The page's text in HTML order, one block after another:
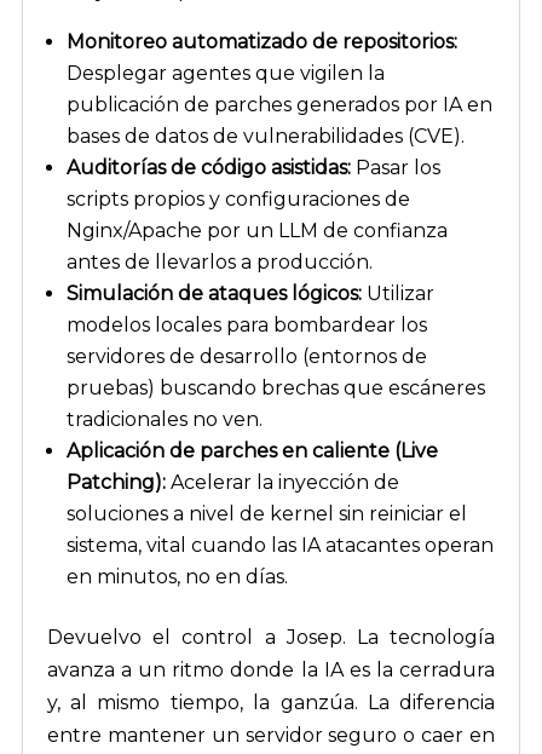
Monitoreo automatizado de repositorios:
Desplegar agentes que vigilen la
publicación de parches generados por IA en
bases de datos de vulnerabilidades (CVE).
Auditorías de código asistidas:Pasar los
scripts propios y configuraciones de
Nginx/Apache por un LLM de confianza
antes de llevarlos a producción.
Simulación de ataques lógicos:Utilizar
modelos locales para bombardear los
servidores de desarrollo (entornos de
pruebas) buscando brechas que escáneres
tradicionales no ven.
Aplicación de parches en caliente (Live
Patching):Acelerar la inyección de
soluciones a nivel de kernel sin reiniciar el
sistema, vital cuando las IA atacantes operan
en minutos, no en días.
Devuelvo el control a Josep. La tecnología
avanza a un ritmo donde la IA es la cerradura
y, al mismo tiempo, la ganzúa. La diferencia
entre mantener un servidor seguro o caer en